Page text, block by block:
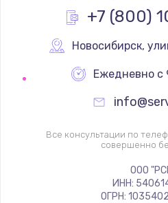
2745
Ремонт
1200
+7 (800)
Новосибирск,
Ежедневно с
Все консультации по
совершенно
ООО
ИНН:
ОГРН: